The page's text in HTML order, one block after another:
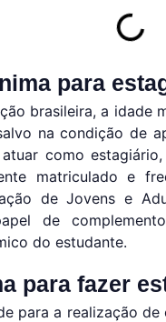
para
brasileira, a idade
na condição de
como
matriculado e
de Jovens e
de
do estudante.
para fazer
para a realização